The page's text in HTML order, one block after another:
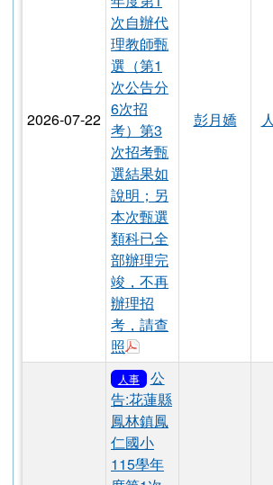
人事
公
告:花蓮縣
鳳林鎮鳳
仁國小辦
理115學
年度第1
次自辦代
理教師甄
選（第1
次公告分
6次招
考）第3
次招考甄
選結果如
說明；另
本次甄選
類科已全
部辦理完
竣，不再
辦理招
考，請查
照
下載：錄取結果_公